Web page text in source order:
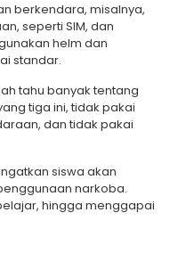
berkendara, misalnya,
seperti SIM, dan
helm dan
standar.
tahu banyak tentang
tiga ini, tidak pakai
dan tidak pakai
siswa akan
narkoba.
hingga menggapai